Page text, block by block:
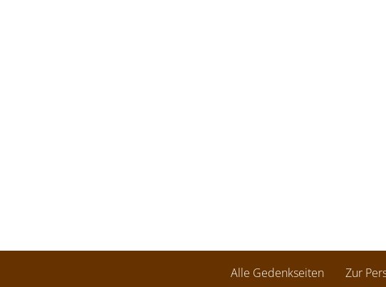
Alle Gedenkseiten Zur